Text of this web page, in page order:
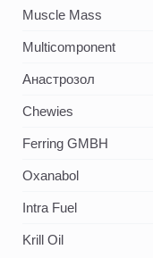
Muscle Mass
Multicomponent
Анастрозол
Chewies
Ferring GMBH
Oxanabol
Intra Fuel
Krill Oil